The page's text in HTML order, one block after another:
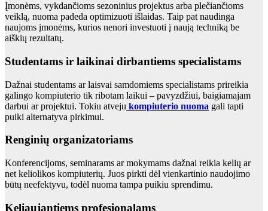
Įmonėms, vykdančioms sezoninius projektus arba plečiančioms
veiklą, nuoma padeda optimizuoti išlaidas. Taip pat naudinga
naujoms įmonėms, kurios nenori investuoti į naują techniką be
aiškių rezultatų.
Studentams ir laikinai dirbantiems specialistams
Dažnai studentams ar laisvai samdomiems specialistams prireikia
galingo kompiuterio tik ribotam laikui – pavyzdžiui, baigiamajam
darbui ar projektui. Tokiu atveju kompiuterio nuoma gali tapti
puiki alternatyva pirkimui.
Renginių organizatoriams
Konferencijoms, seminarams ar mokymams dažnai reikia kelių ar
net keliolikos kompiuterių. Juos pirkti dėl vienkartinio naudojimo
būtų neefektyvu, todėl nuoma tampa puikiu sprendimu.
Keliaujantiems profesionalams